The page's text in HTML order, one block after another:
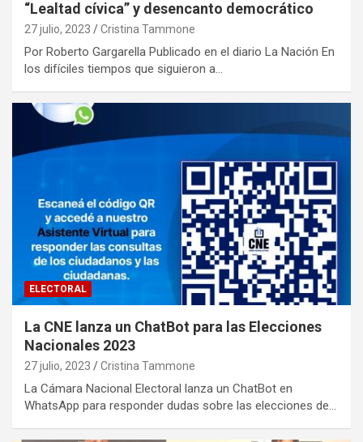
“Lealtad cívica” y desencanto democrático
27 julio, 2023 Cristina Tammone
Por Roberto Gargarella Publicado en el diario La Nación En
los difíciles tiempos que siguieron a…
ELECTORAL
La CNE lanza un ChatBot para las Elecciones
Nacionales 2023
27 julio, 2023 Cristina Tammone
La Cámara Nacional Electoral lanza un ChatBot en
WhatsApp para responder dudas sobre las elecciones de…